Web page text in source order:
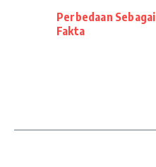
Perbedaan Sebagai
Fakta